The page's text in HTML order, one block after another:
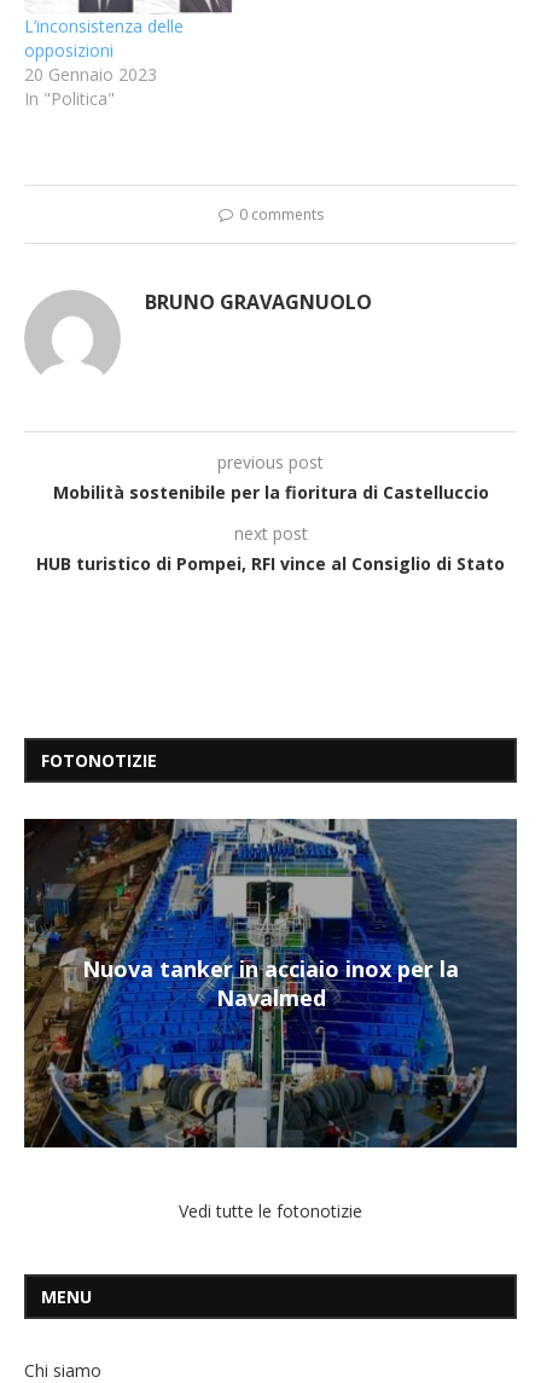
L’inconsistenza delle
opposizioni
20 Gennaio 2023
In "Politica"
0 comments
BRUNO GRAVAGNUOLO
previous post
Mobilità sostenibile per la fioritura di Castelluccio
next post
HUB turistico di Pompei, RFI vince al Consiglio di Stato
FOTONOTIZIE
Nuova tanker in acciaio inox per la
Navalmed
Vedi tutte le fotonotizie
MENU
Chi siamo